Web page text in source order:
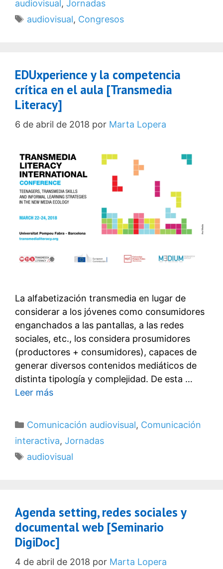
audiovisual, Jornadas
Etiquetas
audiovisual, Congresos
EDUxperience y la competencia
crítica en el aula [Transmedia
Literacy]
6 de abril de 2018 por Marta Lopera
La alfabetización transmedia en lugar de
considerar a los jóvenes como consumidores
enganchados a las pantallas, a las redes
sociales, etc., los considera prosumidores
(productores + consumidores), capaces de
generar diversos contenidos mediáticos de
distinta tipología y complejidad. De esta …
Leer más
Categorías
Comunicación audiovisual, Comunicación
interactiva, Jornadas
Etiquetas
audiovisual
Agenda setting, redes sociales y
documental web [Seminario
DigiDoc]
4 de abril de 2018 por Marta Lopera